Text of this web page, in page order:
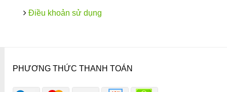
Điều khoản sử dụng
PHƯƠNG THỨC THANH TOÁN